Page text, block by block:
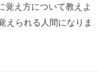
え方について教えよ
えられる人間になりま